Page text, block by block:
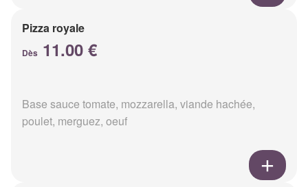
Pizza royale
Dès 11.00 €
Base sauce tomate, mozzarella, viande hachée,
poulet, merguez, oeuf